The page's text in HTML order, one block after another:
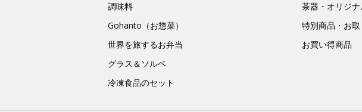
調味料
Gohanto（お惣菜）
世界を旅するお弁当
グラス＆ソルベ
冷凍食品のセット
茶器・オリジ
特別商品・お
お買い得商品